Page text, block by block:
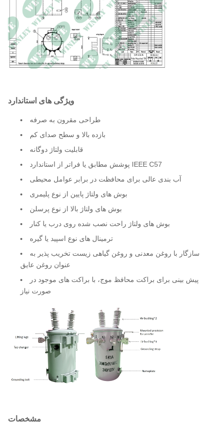
سطح صدا 48 دسی بل
ابعاد*
16.90 اینچ عرض × 20.00 اینچ
عمق × 33.85 اینچ ارتفاع
قطر مخزن* 13.39 اینچ OD
ویژگی های استاندارد
طراحی مقرون به صرفه
بازده بالا و سطح صدای کم
قابلیت ولتاژ دوگانه
پوشش مطابق یا فراتر از استاندارد IEEE C57
آب بندی عالی برای محافظت در برابر عوامل محیطی
بوش های ولتاژ پایین از نوع پلیمری
بوش های ولتاژ بالا از نوع پرسلن
بوش های ولتاژ راحت نصب شده روی درب یا کنار
ترمینال های نوع اسپید یا گیره
سازگار با روغن معدنی و روغن گیاهی زیست تخریب پذیر به
عنوان روغن عایق
پیش بینی برای براکت محافظ موج، با براکت های موجود در
صورت نیاز
مشخصات